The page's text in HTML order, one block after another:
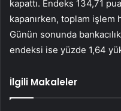
kapattı. Endeks 134,71
kapanırken, toplam işlem
Günün sonunda
endeksi ise yüzde 1,64
İlgili Makaleler